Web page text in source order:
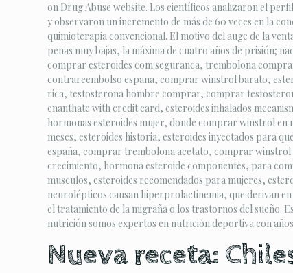
on Drug Abuse website. Los científicos analizaron el
y observaron un incremento de más de 60 veces en la
quimioterapia convencional. El motivo del auge de la
penas muy bajas, la máxima de cuatro años de prisión;
comprar esteroides com seguranca, trembolona
contrareembolso espana, comprar winstrol barato,
rica, testosterona hombre comprar, comprar
enanthate with credit card, esteroides inhalados
hormonas esteroides mujer, donde comprar winstrol
meses, esteroides historia, esteroides inyectados para
españa, comprar trembolona acetato, comprar winstrol
crecimiento, hormona esteroide componentes, para
musculos, esteroides recomendados para mujeres,
neurolépticos causan hiperprolactinemia, que derivan
el tratamiento de la migraña o los trastornos del sueño.
nutrición somos expertos en nutrición deportiva con
Nueva receta: